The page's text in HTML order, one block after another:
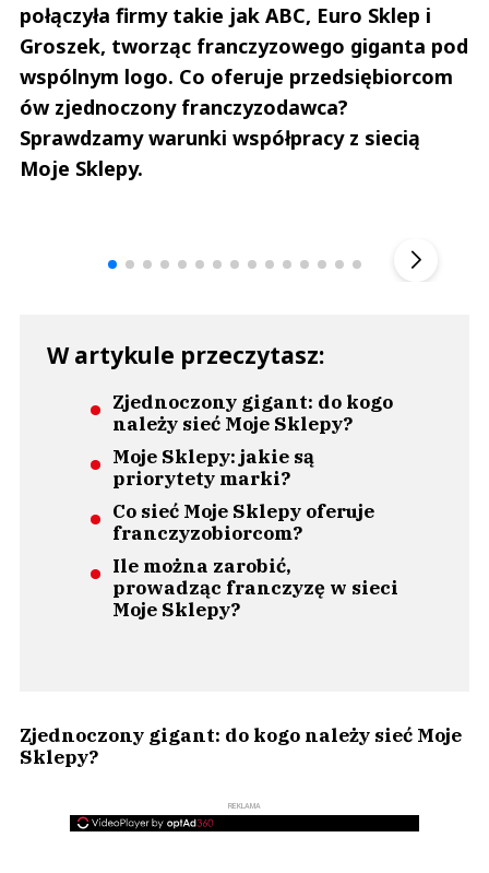
połączyła firmy takie jak ABC, Euro Sklep i
Groszek, tworząc franczyzowego giganta pod
wspólnym logo. Co oferuje przedsiębiorcom
ów zjednoczony franczyzodawca?
Sprawdzamy warunki współpracy z siecią
Moje Sklepy.
W artykule przeczytasz:
Zjednoczony gigant: do kogo
należy sieć Moje Sklepy?
Moje Sklepy: jakie są
priorytety marki?
Co sieć Moje Sklepy oferuje
franczyzobiorcom?
Ile można zarobić,
prowadząc franczyzę w sieci
Moje Sklepy?
Zjednoczony gigant: do kogo należy sieć Moje
Sklepy?
REKLAMA